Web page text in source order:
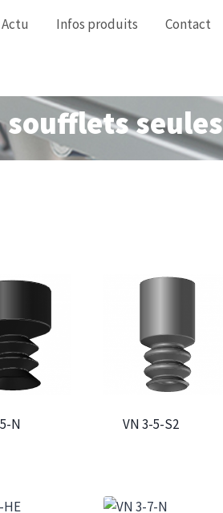
Infos produits Contact
soufflets seules
N VN 3-5-S2